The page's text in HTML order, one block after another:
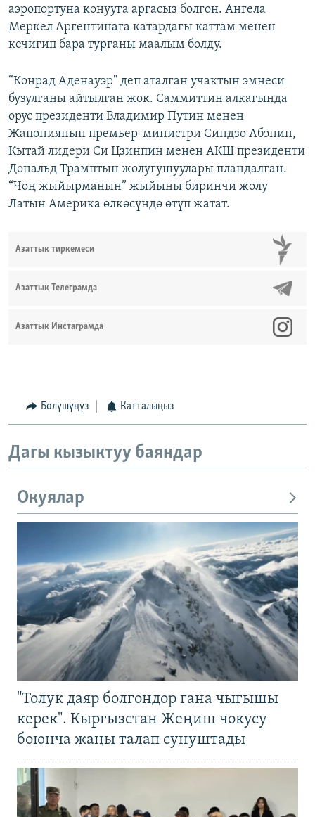
аэропортуна конууга аргасыз болгон. Ангела
Меркел Аргентинага катардагы каттам менен
кечигип бара турганы маалым болду.
“Конрад Аденауэр" деп аталган учактын эмнеси
бузулганы айтылган жок. Саммиттин алкагында
орус президенти Владимир Путин менен
Жапониянын премьер-министри Синдзо Абэнин,
Кытай лидери Си Цзинпин менен АКШ президенти
Дональд Трамптын жолугушуулары пландалган.
“Чоң жыйырманын” жыйыны биринчи жолу
Латын Америка өлкөсүндө өтүп жатат.
Азаттык тиркемеси
Азаттык Телеграмда
Азаттык Инстаграмда
Бөлүшүңүз Катталыңыз
Дагы кызыктуу баяндар
Окуялар
"Толук даяр болгондор гана чыгышы
керек". Кыргызстан Жеңиш чокусу
боюнча жаңы талап сунуштады